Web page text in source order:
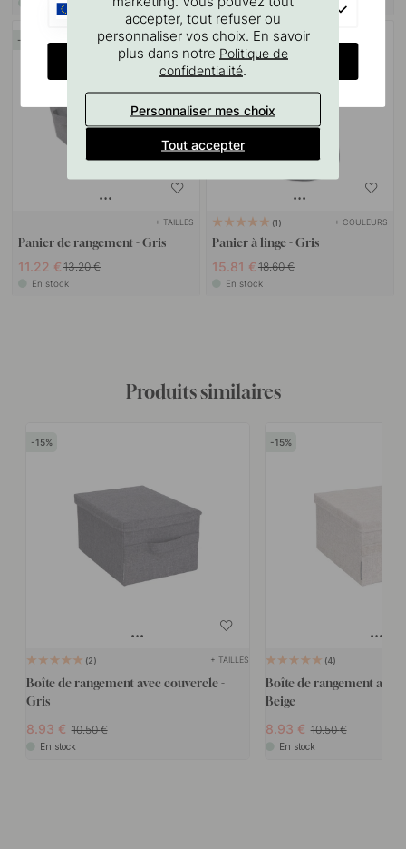
En stock En stock
+ TAILLES
Panier de rangement - Gris
11.22 € 13.20 €
En stock
15
1 + COULEURS
Panier à linge - Gris
15.81 € 18.60 €
En stock
Produits similaires
15
2 + TAILLES
Boîte de rangement avec couvercle -
Gris
8.93 10.50
En stock
15
4
Boîte de rangement avec
Beige
8.93 10.50
En stock
accepter, tout refuser ou
personnaliser vos choix. En savoir
plus dans notre Politique de
confidentialité.
Personnaliser mes choix
Tout accepter
CHANGE COUNTRY